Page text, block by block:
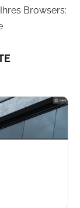
Browsers: